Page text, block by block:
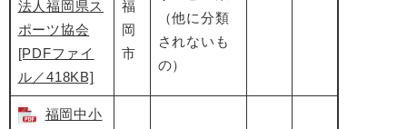
法人福岡県ス
ポーツ協会
[PDFファイ
ル／418KB]
福
岡
市
（他に分類
されないも
の）
福岡中小